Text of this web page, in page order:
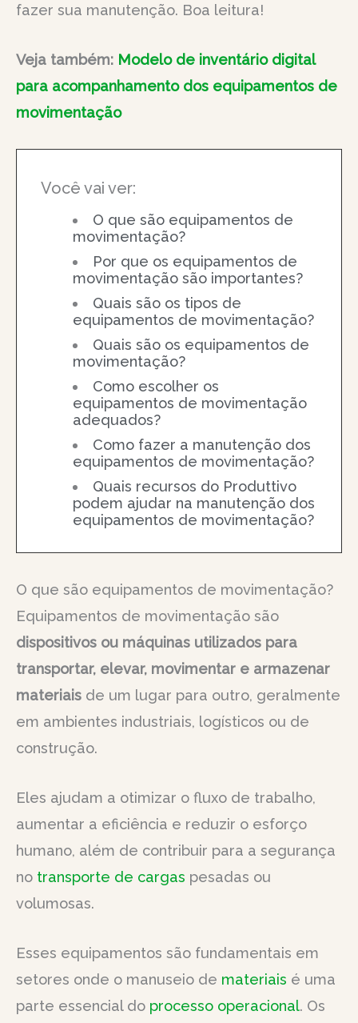
fazer sua manutenção. Boa leitura!
Veja também: Modelo de inventário digital
para acompanhamento dos equipamentos de
movimentação
Você vai ver:
O que são equipamentos de
movimentação?
Por que os equipamentos de
movimentação são importantes?
Quais são os tipos de
equipamentos de movimentação?
Quais são os equipamentos de
movimentação?
Como escolher os
equipamentos de movimentação
adequados?
Como fazer a manutenção dos
equipamentos de movimentação?
Quais recursos do Produttivo
podem ajudar na manutenção dos
equipamentos de movimentação?
O que são equipamentos de movimentação?
Equipamentos de movimentação são
dispositivos ou máquinas utilizados para
transportar, elevar, movimentar e armazenar
materiais de um lugar para outro, geralmente
em ambientes industriais, logísticos ou de
construção.
Eles ajudam a otimizar o fluxo de trabalho,
aumentar a eficiência e reduzir o esforço
humano, além de contribuir para a segurança
no transporte de cargas pesadas ou
volumosas.
Esses equipamentos são fundamentais em
setores onde o manuseio de materiais é uma
parte essencial do processo operacional. Os